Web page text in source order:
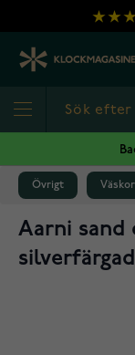
Hoppa till innehållet
Övrigt Väskor
Aarni sand